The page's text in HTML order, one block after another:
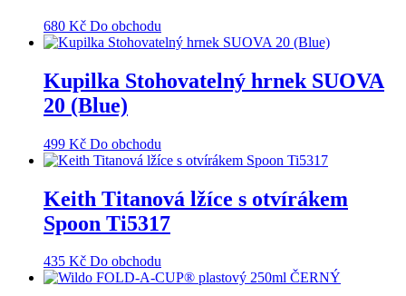
680 Kč Do obchodu
Kupilka Stohovatelný hrnek SUOVA
20 (Blue)
499 Kč Do obchodu
Keith Titanová lžíce s otvírákem
Spoon Ti5317
435 Kč Do obchodu